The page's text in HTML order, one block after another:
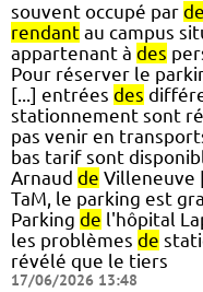
souvent occupé par
rendant au campus
appartenant à des
Pour réserver le
[...] entrées des
stationnement sont
pas venir en
bas tarif sont
Arnaud de Villeneuve
TaM, le parking est
Parking de l'hôpital
les problèmes de
révélé que le tiers
17/06/2026 13:48